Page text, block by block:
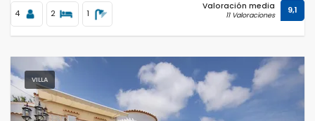
4 2 1
Valoración media
11 Valoraciones 9,1
VILLA